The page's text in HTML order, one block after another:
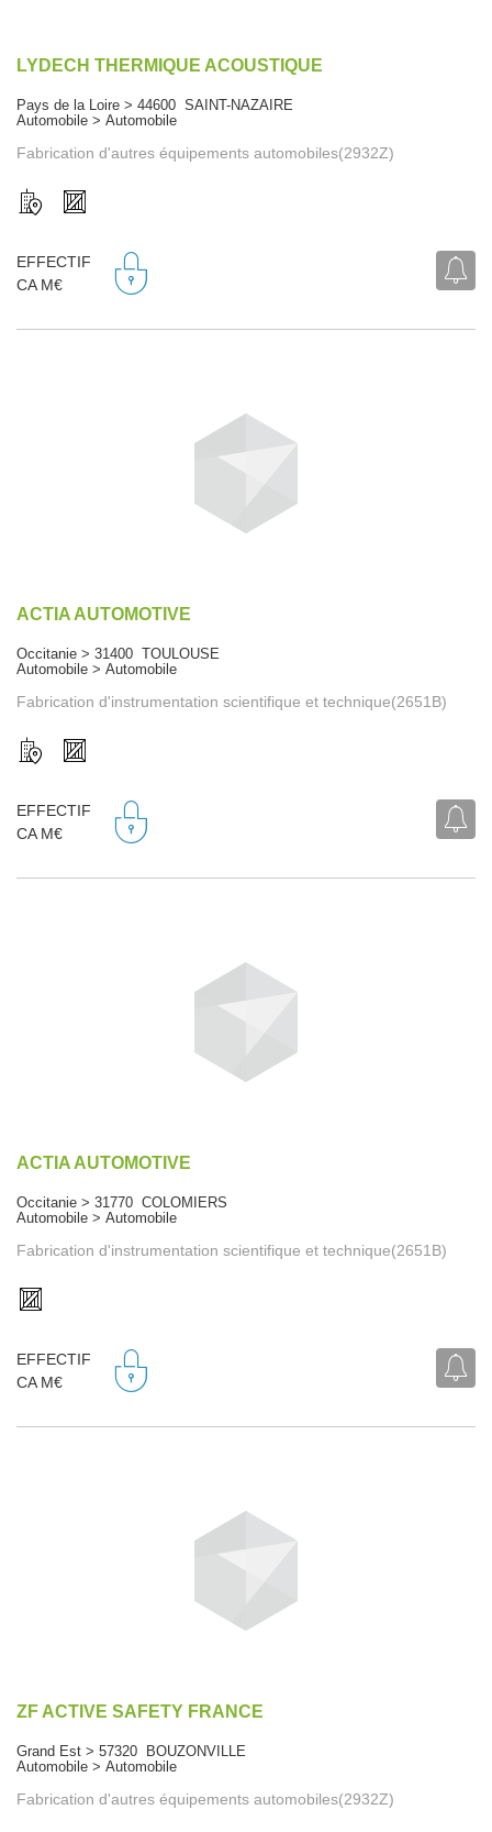
LYDECH THERMIQUE ACOUSTIQUE
Pays de la Loire > 44600 SAINT-NAZAIRE
Automobile > Automobile
Fabrication d'autres équipements automobiles(2932Z)
EFFECTIF
CA M€
ACTIA AUTOMOTIVE
Occitanie > 31400 TOULOUSE
Automobile > Automobile
Fabrication d'instrumentation scientifique et technique(2651B)
EFFECTIF
CA M€
ACTIA AUTOMOTIVE
Occitanie > 31770 COLOMIERS
Automobile > Automobile
Fabrication d'instrumentation scientifique et technique(2651B)
EFFECTIF
CA M€
ZF ACTIVE SAFETY FRANCE
Grand Est > 57320 BOUZONVILLE
Automobile > Automobile
Fabrication d'autres équipements automobiles(2932Z)